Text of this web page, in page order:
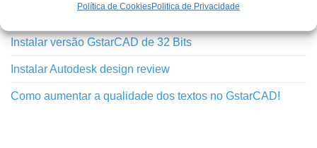
Política de CookiesPolitica de Privacidade
Instalar versão GstarCAD de 32 Bits
Instalar Autodesk design review
Como aumentar a qualidade dos textos no GstarCAD!